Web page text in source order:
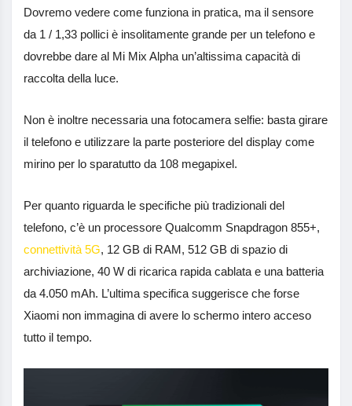
Dovremo vedere come funziona in pratica, ma il sensore
da 1 / 1,33 pollici è insolitamente grande per un telefono e
dovrebbe dare al Mi Mix Alpha un’altissima capacità di
raccolta della luce.
Non è inoltre necessaria una fotocamera selfie: basta girare
il telefono e utilizzare la parte posteriore del display come
mirino per lo sparatutto da 108 megapixel.
Per quanto riguarda le specifiche più tradizionali del
telefono, c’è un processore Qualcomm Snapdragon 855+,
connettività 5G, 12 GB di RAM, 512 GB di spazio di
archiviazione, 40 W di ricarica rapida cablata e una batteria
da 4.050 mAh. L’ultima specifica suggerisce che forse
Xiaomi non immagina di avere lo schermo intero acceso
tutto il tempo.